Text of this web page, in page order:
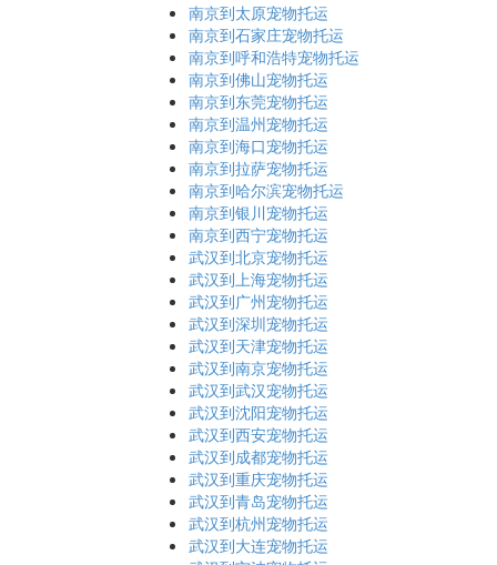
南京到太原宠物托运
南京到石家庄宠物托运
南京到呼和浩特宠物托运
南京到佛山宠物托运
南京到东莞宠物托运
南京到温州宠物托运
南京到海口宠物托运
南京到拉萨宠物托运
南京到哈尔滨宠物托运
南京到银川宠物托运
南京到西宁宠物托运
武汉到北京宠物托运
武汉到上海宠物托运
武汉到广州宠物托运
武汉到深圳宠物托运
武汉到天津宠物托运
武汉到南京宠物托运
武汉到武汉宠物托运
武汉到沈阳宠物托运
武汉到西安宠物托运
武汉到成都宠物托运
武汉到重庆宠物托运
武汉到青岛宠物托运
武汉到杭州宠物托运
武汉到大连宠物托运